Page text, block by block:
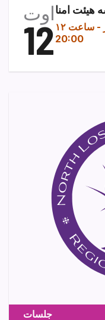
اوت
12
هیئت امنا
- ساعت
20:00
جلسات